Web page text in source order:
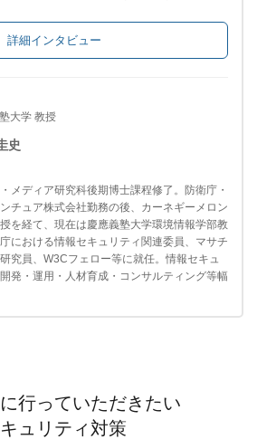
詳細インタビュー
大学 教授
史
メディア研究科後期博士課程修了。防衛庁・
チュア株式会社勤務の後、カーネギーメロン
を経て、現在は慶應義塾大学環境情報学部教
における情報セキュリティ関連委員、マサチ
究員、W3Cフェロー等に就任。情報セキュ
発・運用・人材育成・コンサルティング等幅
行っていただきたい
ュリティ対策